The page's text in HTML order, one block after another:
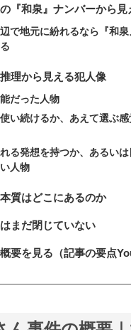
『和泉』ナンバーから見
で地元に紛れるなら『和
理から見える犯人像
だった人物
い続けるか、あえて選ぶ感
る発想を持つか、あるいは
人物
質はどこにあるのか
まだ閉じていない
要を見る（記事の要点